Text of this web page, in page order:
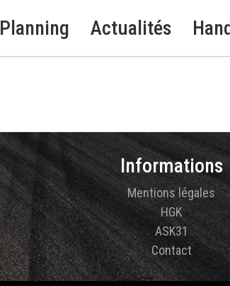
Planning Actualités
Informations
Mentions légales
HGK
ASK31
Contact